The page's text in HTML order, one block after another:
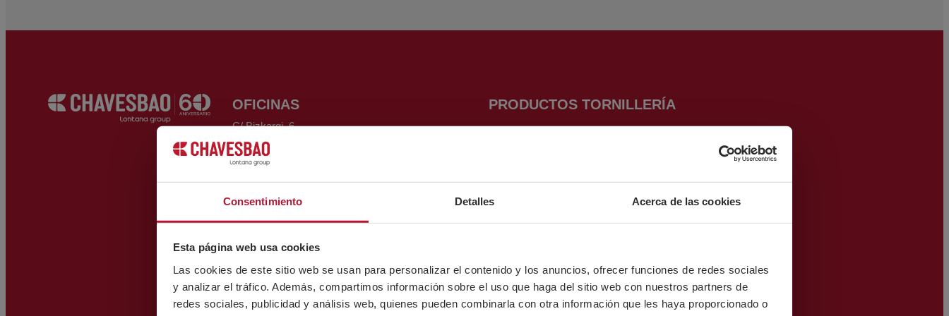
Consentimiento Detalles Acerca de las cookies
Esta página web usa cookies
Las cookies de este sitio web se usan para personalizar el contenido y los anuncios, ofrecer funciones de redes sociales
y analizar el tráfico. Además, compartimos información sobre el uso que haga del sitio web con nuestros partners de
redes sociales, publicidad y análisis web, quienes pueden combinarla con otra información que les haya proporcionado o
OFICINAS
C/ Bizkargi, 6
Polígono Industrial Sarrikola
48195 Larrabetzu – Bizkaia – España
(+34) 944 123 456
VER MAPA
ALMACÉN
Polígono Trápaga-Ugarte
Manzana 12-C
PRODUCTOS TORNILLERÍA
Varillas roscadas
Accesorios cable y cadena
PRODUCTOS SOLDADURA
Electrodos